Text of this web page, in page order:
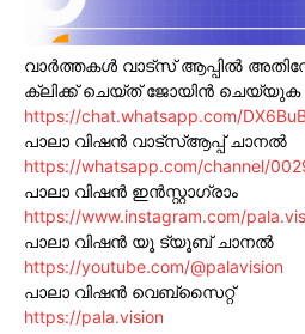
വാർത്തകൾ വാട്സ് ആപ്പിൽ
ക്ലിക്ക് ചെയ്ത് ജോയിൻ ചെയ്യുക
https://chat.whatsapp.com/
പാലാ വിഷൻ വാട്സ്ആപ്പ് ചാനൽ
https://whatsapp.com/channel/
പാലാ വിഷൻ ഇൻസ്റ്റാഗ്രാം
https://www.instagram.com/
പാലാ വിഷൻ യൂ ട്യൂബ് ചാനൽ
https://youtube.com/@palavision
പാലാ വിഷൻ വെബ്സൈറ്റ്
https://pala.vision